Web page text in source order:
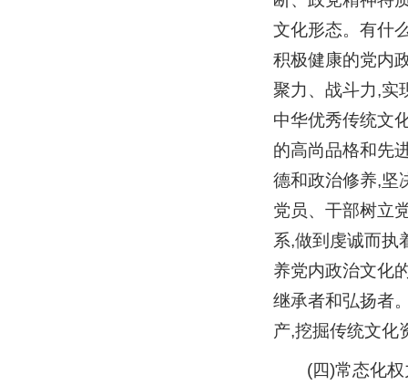
文化形态。有什
积极健康的党内
聚力、战斗力,实
中华优秀传统文
的高尚品格和先
德和政治修养,坚
党员、干部树立
系,做到虔诚而执
养党内政治文化
继承者和弘扬者
产,挖掘传统文化
(四)常态化